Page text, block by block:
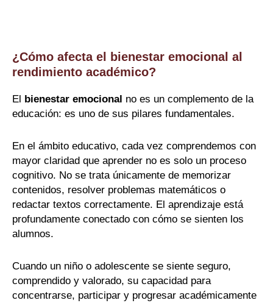
¿Cómo afecta el bienestar emocional al
rendimiento académico?
El bienestar emocional no es un complemento de la
educación: es uno de sus pilares fundamentales.
En el ámbito educativo, cada vez comprendemos con
mayor claridad que aprender no es solo un proceso
cognitivo. No se trata únicamente de memorizar
contenidos, resolver problemas matemáticos o
redactar textos correctamente. El aprendizaje está
profundamente conectado con cómo se sienten los
alumnos.
Cuando un niño o adolescente se siente seguro,
comprendido y valorado, su capacidad para
concentrarse, participar y progresar académicamente